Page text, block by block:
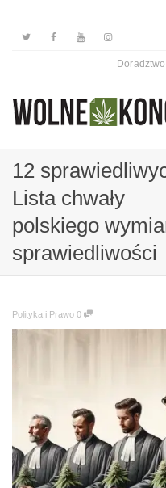
Doradztwo
12
Lista chwały
polskiego
sprawiedliwości
Polityka i Prawo 0